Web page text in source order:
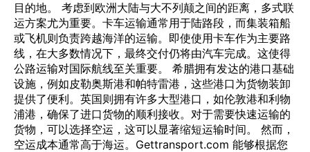
目的地。 考虑到欧洲大陆与大不列颠之间的距离，多式联
运方案尤为重要。卡车运输通常用于陆路段，而集装箱船
或飞机则负责跨越海洋的运输。即使使用卡车作为主要路
线，在大多数情况下，最终交付仍将由汽车完成。这使得
公路运输对国际航线至关重要。 希腊拥有发达的港口基础
设施，例如皮勒奥斯港和帕特雷港，这些港口为货物装卸
提供了便利。英国则拥有许多大型港口，如伦敦港和利物
浦港，确保了进口货物的顺利接收。对于需要快速运输的
货物，可以选择空运，这可以显著缩短运输时间。 然而，
空运成本通常高于海运。Gettransport.com 能够根据您